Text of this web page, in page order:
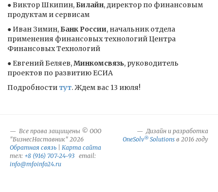
● Виктор Шкипин,Билайн, директор по финансовым
продуктам и сервисам
● Иван Зимин,Банк России, начальник отдела
применения финансовых технологий Центра
Финансовых Технологий
● Евгений Беляев,Минкомсвязь, руководитель
проектов по развитию ЕСИА
Подробности тут. Ждем вас 13 июля!
Все права защищены © ООО
"БизнесНаставник" 2026
Обратная связь
Карта сайта
тел: +8 (916) 707-24-93 email:
info@mfoinfo24.ru
Дизайн и разработка
OneSolv® Solutions в 2016 году